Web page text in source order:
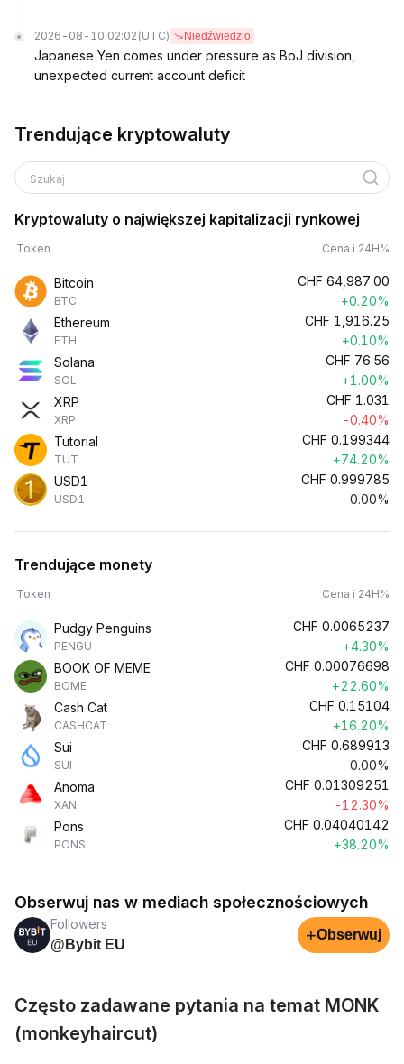
2026-08-10 02:02 (UTC) Niedźwiedzio
Japanese Yen comes under pressure as BoJ division,
unexpected current account deficit
Trendujące kryptowaluty
Szukaj
Kryptowaluty o największej kapitalizacji rynkowej
Token Cena i 24H%
Bitcoin
BTC
CHF 64,987.00
+0.20%
Ethereum
ETH
CHF 1,916.25
+0.10%
Solana
SOL
CHF 76.56
+1.00%
XRP
XRP
CHF 1.031
-0.40%
Tutorial
TUT
CHF 0.199344
+74.20%
USD1
USD1
CHF 0.999785
0.00%
Trendujące monety
Token Cena i 24H%
Pudgy Penguins
PENGU
CHF 0.0065237
+4.30%
BOOK OF MEME
BOME
CHF 0.00076698
+22.60%
Cash Cat
CASHCAT
CHF 0.15104
+16.20%
Sui
SUI
CHF 0.689913
0.00%
Anoma
XAN
CHF 0.01309251
-12.30%
Pons
PONS
CHF 0.04040142
+38.20%
Obserwuj nas w mediach społecznościowych
Followers
@Bybit EU
+Obserwuj
Często zadawane pytania na temat MONK
(monkeyhaircut)